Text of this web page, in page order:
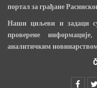
портал за грађане
Наши циљеви и задаци
проверене
аналитичким